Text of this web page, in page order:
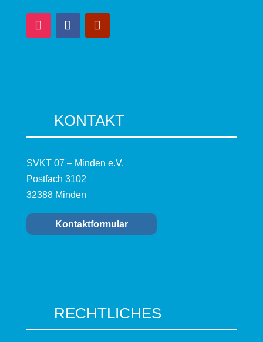
KONTAKT
SVKT 07 – Minden e.V.
Postfach 3102
32388 Minden
Kontaktformular
RECHTLICHES